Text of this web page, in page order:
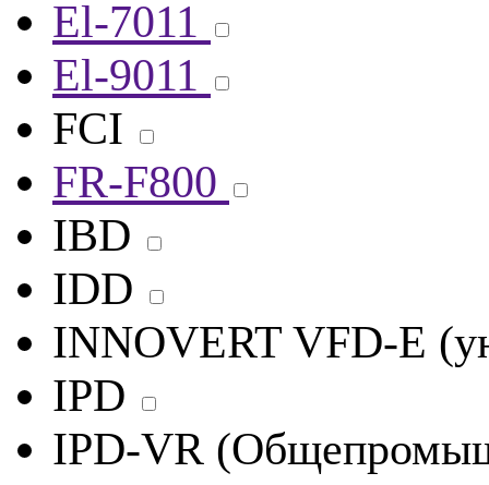
El-7011
El-9011
FCI
FR-F800
IBD
IDD
INNOVERT VFD-E
IPD
IPD-VR